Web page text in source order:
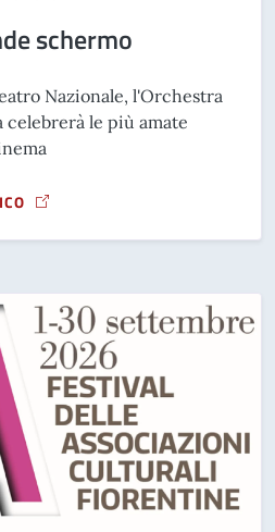
schermo
Nazionale, l'Orchestra
celebrerà le più amate
DAL GRANDE SCHERMO